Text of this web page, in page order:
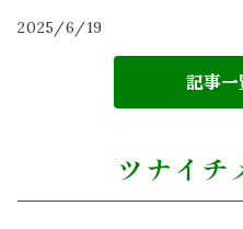
2025/6/19
記事一
ツナイチ